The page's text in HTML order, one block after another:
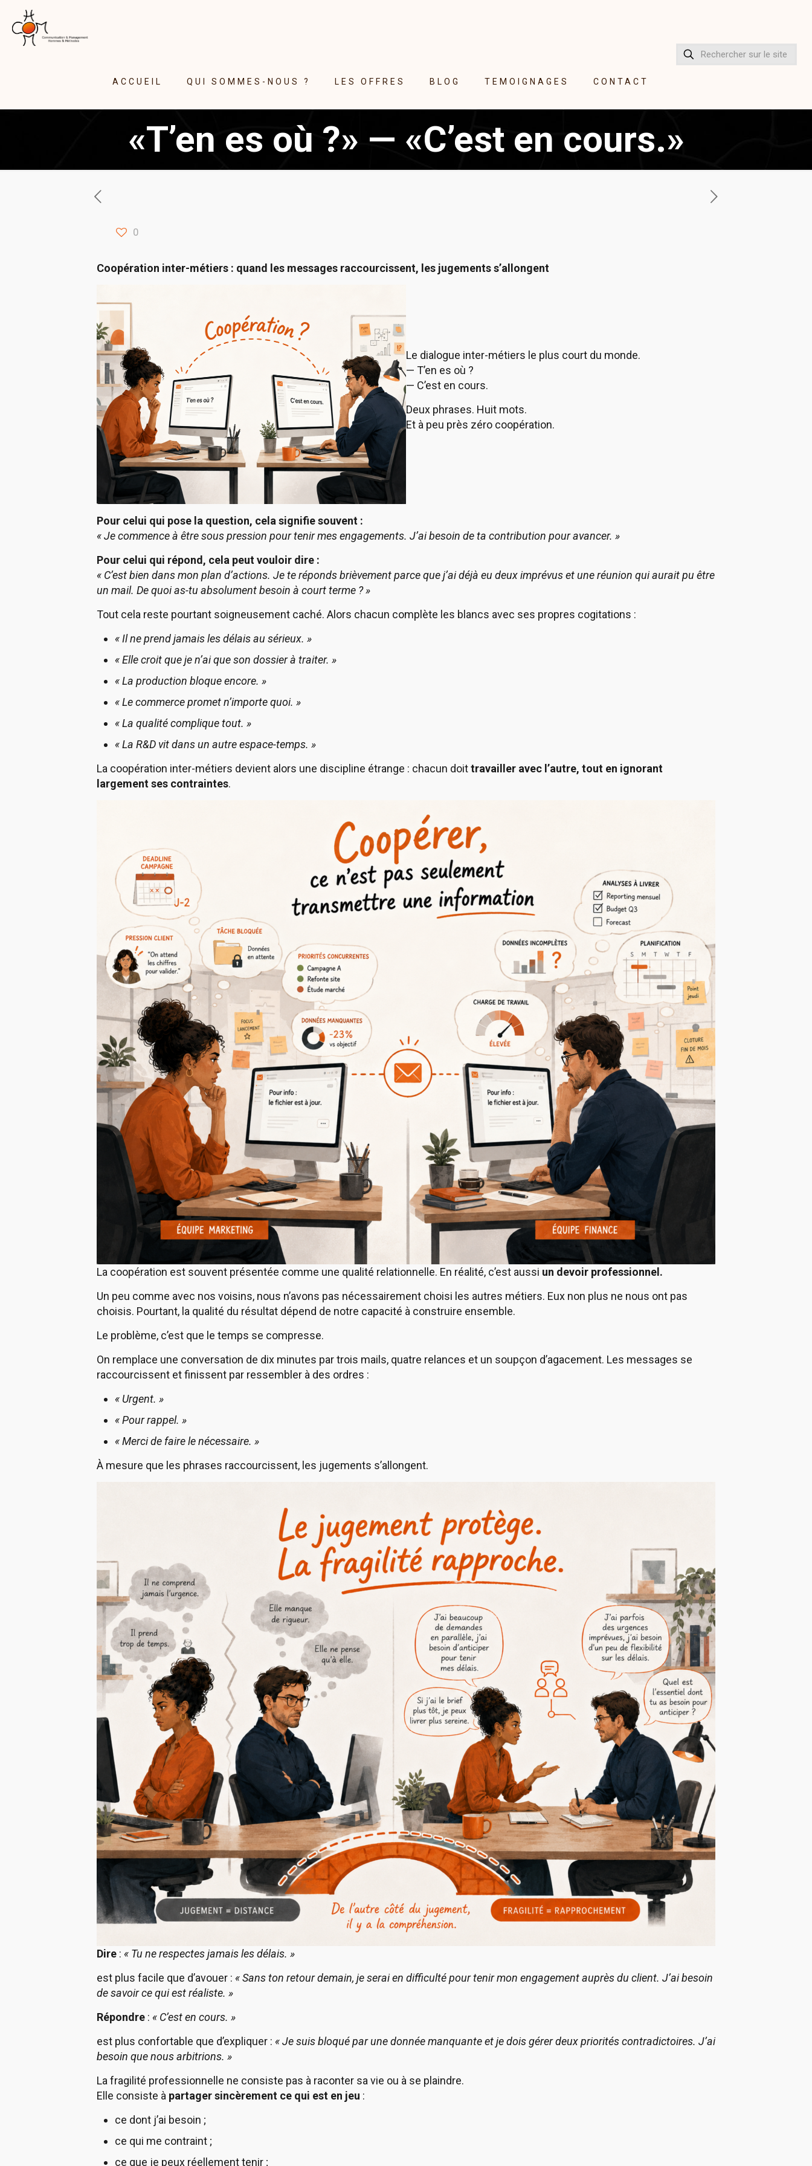
ACCUEIL QUI SOMMES-NOUS ? LES OFFRES BLOG TEMOIGNAGES CONTACT
«T’en es où ?» — «C’est en cours.»
0
Coopération inter-métiers : quand les messages raccourcissent, les jugements s’allongent
Le dialogue inter-métiers le plus court du monde.
— T’en es où ?
— C’est en cours.
Deux phrases. Huit mots.
Et à peu près zéro coopération.
Pour celui qui pose la question, cela signifie souvent :
« Je commence à être sous pression pour tenir mes engagements. J’ai besoin de ta contribution pour avancer. »
Pour celui qui répond, cela peut vouloir dire :
« C’est bien dans mon plan d’actions. Je te réponds brièvement parce que j’ai déjà eu deux imprévus et une réunion qui aurait pu être
un mail. De quoi as-tu absolument besoin à court terme ? »
Tout cela reste pourtant soigneusement caché. Alors chacun complète les blancs avec ses propres cogitations :
« Il ne prend jamais les délais au sérieux. »
« Elle croit que je n’ai que son dossier à traiter. »
« La production bloque encore. »
« Le commerce promet n’importe quoi. »
« La qualité complique tout. »
« La R&D vit dans un autre espace-temps. »
La coopération inter-métiers devient alors une discipline étrange : chacun doittravailler avec l’autre, tout en ignorant
largement ses contraintes.
La coopération est souvent présentée comme une qualité relationnelle. En réalité, c’est aussi un devoir professionnel.
Un peu comme avec nos voisins, nous n’avons pas nécessairement choisi les autres métiers. Eux non plus ne nous ont pas
choisis. Pourtant, la qualité du résultat dépend de notre capacité à construire ensemble.
Le problème, c’est que le temps se compresse.
On remplace une conversation de dix minutes par trois mails, quatre relances et un soupçon d’agacement. Les messages se
raccourcissent et finissent par ressembler à des ordres :
« Urgent. »
« Pour rappel. »
« Merci de faire le nécessaire. »
À mesure que les phrases raccourcissent, les jugements s’allongent.
Dire : « Tu ne respectes jamais les délais. »
est plus facile que d’avouer : « Sans ton retour demain, je serai en difficulté pour tenir mon engagement auprès du client. J’ai besoin
de savoir ce qui est réaliste. »
Répondre : « C’est en cours. »
est plus confortable que d’expliquer : « Je suis bloqué par une donnée manquante et je dois gérer deux priorités contradictoires. J’ai
besoin que nous arbitrions. »
La fragilité professionnelle ne consiste pas à raconter sa vie ou à se plaindre.
Elle consiste à partager sincèrement ce qui est en jeu :
ce dont j’ai besoin ;
ce qui me contraint ;
ce que je peux réellement tenir ;